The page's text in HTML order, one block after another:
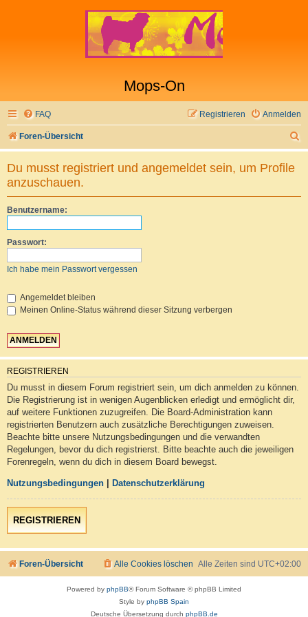
Mops-On
FAQ Anmelden
Registrieren
Foren-Übersicht
u
Du musst registriert und angemeldet sein, um Profile
anzuschauen.
Benutzername:
Passwort:
Ich habe mein Passwort vergessen
Angemeldet bleiben
Meinen Online-Status während dieser Sitzung verbergen
REGISTRIEREN
Du musst in diesem Forum registriert sein, um dich anmelden zu können.
Die Registrierung ist in wenigen Augenblicken erledigt und ermöglicht dir,
auf weitere Funktionen zuzugreifen. Die Board-Administration kann
registrierten Benutzern auch zusätzliche Berechtigungen zuweisen.
Beachte bitte unsere Nutzungsbedingungen und die verwandten
Regelungen, bevor du dich registrierst. Bitte beachte auch die jeweiligen
Forenregeln, wenn du dich in diesem Board bewegst.
Nutzungsbedingungen Datenschutzerklärung
REGISTRIEREN
Foren-Übersicht Alle Zeiten sind UTC+02:00
Alle Cookies löschen
Powered by phpBB® Forum Software © phpBB Limited
Style by phpBB Spain
Deutsche Übersetzung durch phpBB.de